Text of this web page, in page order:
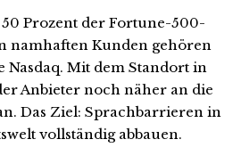
Prozent der Fortune-500-
namhaften Kunden gehören
Nasdaq. Mit dem Standort in
Anbieter noch näher an die
Das Ziel: Sprachbarrieren in
vollständig abbauen.